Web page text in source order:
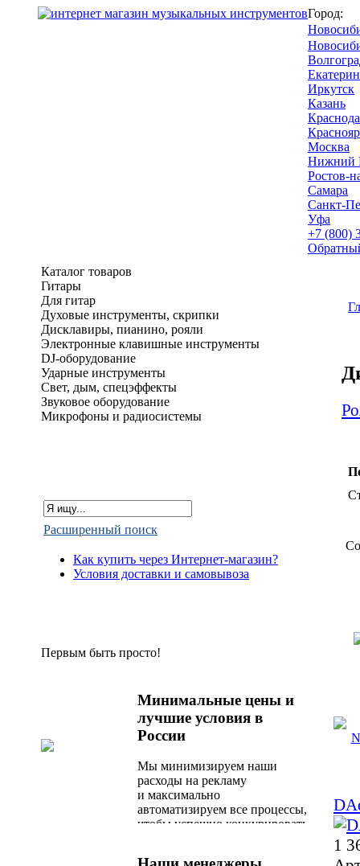
Город:
Иркутск
Казань
Москва
Нижний
Ростов-
Самара
Санкт-
Уфа
+7 (800)
Каталог товаров
Гитары
Для гитар
Духовые инструменты, скрипки
Дисклавиры, пианино, рояли
Электронные клавишные инструменты
DJ-оборудование
Ударные инструменты
Свет, дым, спецэффекты
Звуковое оборудование
Микрофоны и радиосистемы
Расширенный поиск
Как купить через Интернет-магазин?
Условия доставки и самовывоза
Первым быть просто!
Минимальные цены и
лучшие условия в
России
Мы минимизируем наши
расходы на рекламу
и максимально
автоматизируем все процессы,
чтобы успешно конкурировать
1